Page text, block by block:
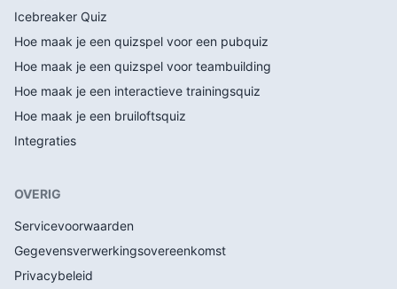
Icebreaker Quiz
Hoe maak je een quizspel voor een pubquiz
Hoe maak je een quizspel voor teambuilding
Hoe maak je een interactieve trainingsquiz
Hoe maak je een bruiloftsquiz
Integraties
OVERIG
Servicevoorwaarden
Gegevensverwerkingsovereenkomst
Privacybeleid